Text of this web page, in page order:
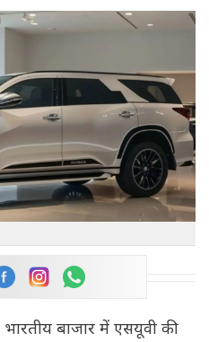
भारतीय बाजार में एसयूवी की